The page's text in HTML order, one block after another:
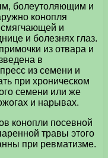
болеутоляющим и
конопля
смягчающей и
и болезнях глаз.
из отвара и
в
из семени и
при хроническом
семени или же
и нарывах.
конопли посевной
травы этого
при ревматизме.